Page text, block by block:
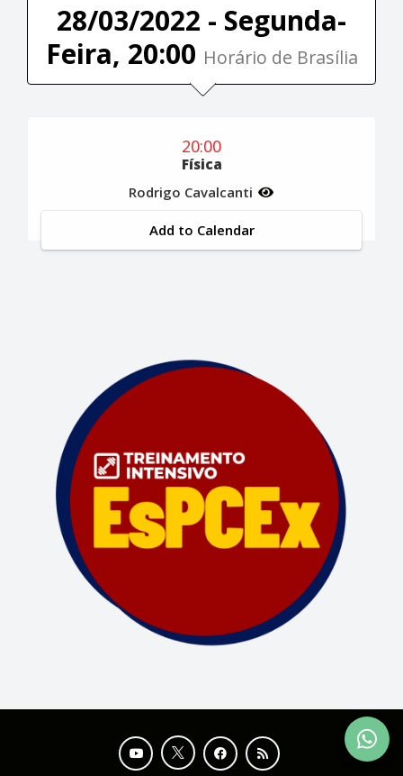
28/03/2022 - Segunda-
Feira, 20:00 Horário de Brasília
20:00
Física
Rodrigo Cavalcanti
Add to Calendar